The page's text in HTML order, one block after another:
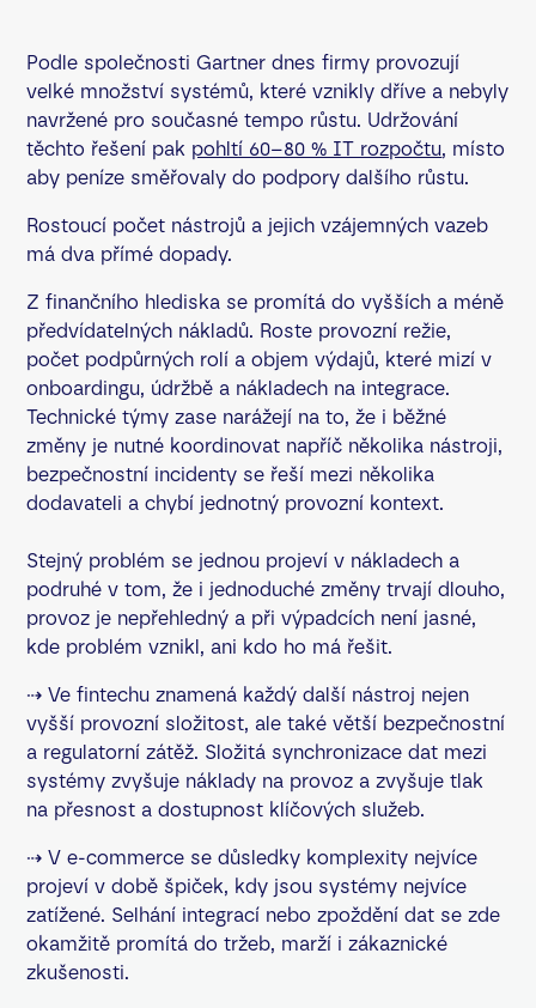
Podle společnosti Gartner dnes firmy provozují
velké množství systémů, které vznikly dříve a nebyly
navržené pro současné tempo růstu. Udržování
těchto řešení pak pohltí 60–80 % IT rozpočtu, místo
aby peníze směřovaly do podpory dalšího růstu.
Rostoucí počet nástrojů a jejich vzájemných vazeb
má dva přímé dopady.
Z finančního hlediska se promítá do vyšších a méně
předvídatelných nákladů. Roste provozní režie,
počet podpůrných rolí a objem výdajů, které mizí v
onboardingu, údržbě a nákladech na integrace.
Technické týmy zase narážejí na to, že i běžné
změny je nutné koordinovat napříč několika nástroji,
bezpečnostní incidenty se řeší mezi několika
dodavateli a chybí jednotný provozní kontext.
Stejný problém se jednou projeví v nákladech a
podruhé v tom, že i jednoduché změny trvají dlouho,
provoz je nepřehledný a při výpadcích není jasné,
kde problém vznikl, ani kdo ho má řešit.
⇢ Ve fintechu znamená každý další nástroj nejen
vyšší provozní složitost, ale také větší bezpečnostní
a regulatorní zátěž. Složitá synchronizace dat mezi
systémy zvyšuje náklady na provoz a zvyšuje tlak
na přesnost a dostupnost klíčových služeb.
⇢ V e-commerce se důsledky komplexity nejvíce
projeví v době špiček, kdy jsou systémy nejvíce
zatížené. Selhání integrací nebo zpoždění dat se zde
okamžitě promítá do tržeb, marží i zákaznické
zkušenosti.